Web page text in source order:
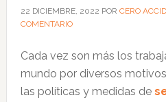
22 DICIEMBRE, 2022 POR CERO
COMENTARIO
Cada vez son más los
mundo por diversos
las políticas y medidas de